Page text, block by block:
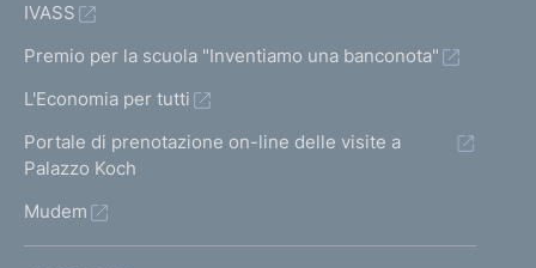
IVASS
Premio per la scuola "Inventiamo una banconota"
L'Economia per tutti
Portale di prenotazione on-line delle visite a
Palazzo Koch
Mudem